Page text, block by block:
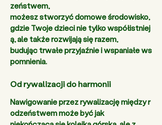
zeństwem,
możesz stworzyć domowe środowisko,
gdzie Twoje dzieci nie tylko współistniej
ą, ale także rozwijają się razem,
budując trwałe przyjaźnie i wspaniałe ws
pomnienia.
Od rywalizacji do harmonii
Nawigowanie przez rywalizację między r
odzeństwem może być jak